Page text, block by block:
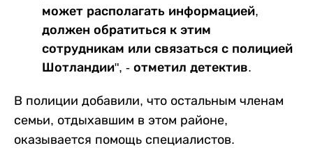
может располагать информацией,
должен обратиться к этим
сотрудникам или связаться с полицией
Шотландии", - отметил детектив.
В полиции добавили, что остальным членам
семьи, отдыхавшим в этом районе,
оказывается помощь специалистов.